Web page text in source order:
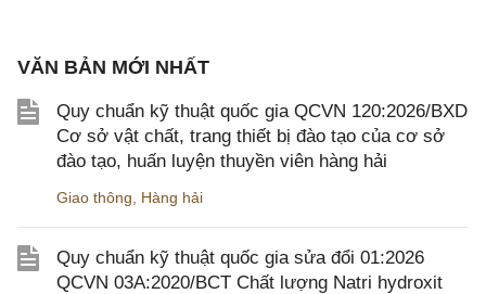
VĂN BẢN MỚI NHẤT
Quy chuẩn kỹ thuật quốc gia QCVN 120:2026/BXD
Cơ sở vật chất, trang thiết bị đào tạo của cơ sở
đào tạo, huấn luyện thuyền viên hàng hải
Giao thông Hàng hải
Quy chuẩn kỹ thuật quốc gia sửa đổi 01:2026
QCVN 03A:2020/BCT Chất lượng Natri hydroxit